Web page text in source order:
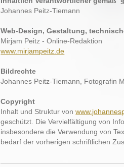
Johannes Peitz-Tiemann
Web-Design, Gestaltung,
Mirjam Peitz - Online-Redaktion
www.mirjampeitz.de
Bildrechte
Johannes Peitz-Tiemann, Fotografin
Copyright
Inhalt und Struktur von
geschützt. Die Vervielfältigung von
insbesondere die Verwendung von
bedarf der vorherigen schriftlichen